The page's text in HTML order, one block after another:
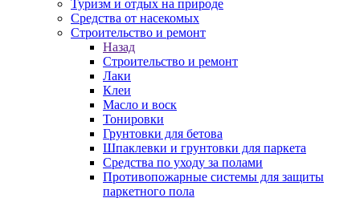
Туризм и отдых на природе
Средства от насекомых
Строительство и ремонт
Назад
Строительство и ремонт
Лаки
Клеи
Масло и воск
Тонировки
Грунтовки для бетова
Шпаклевки и грунтовки для паркета
Средства по уходу за полами
Противопожарные системы для защиты
паркетного пола